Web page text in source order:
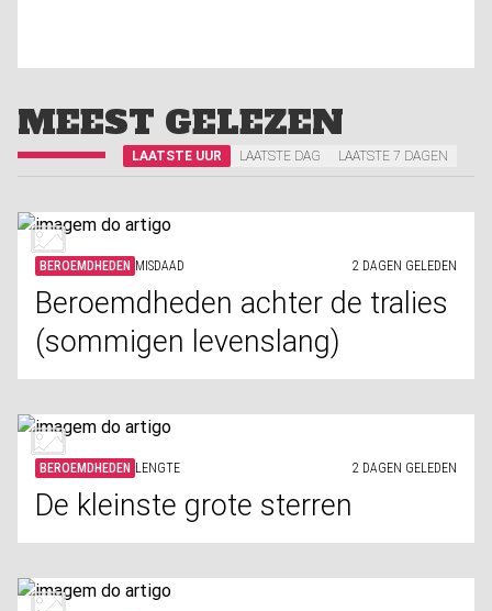
MEEST GELEZEN
LAATSTE UUR LAATSTE DAG LAATSTE 7 DAGEN
BEROEMDHEDEN MISDAAD 2 DAGEN GELEDEN
Beroemdheden achter de tralies
(sommigen levenslang)
BEROEMDHEDEN LENGTE 2 DAGEN GELEDEN
De kleinste grote sterren